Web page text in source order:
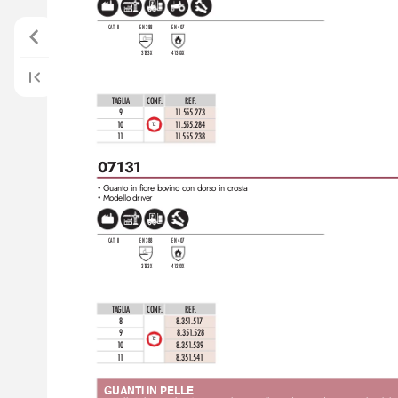
TAGLIA CONF. REF.
9
12
11.555.273
10
11.555.284
11 11.555.238
TAGLIA CONF. REF.
8
12
8.351 .517
9
8.351.528
10 8.351.539
11
8.351.541
• Guanto in fiore bovino con dorso in crosta
• Modello driver
CAT. II EN 388
3133X
EN 407
412XXX
CAT. II EN 388
3133X
EN 407
413XXX
07131
GUANTI IN PELLE